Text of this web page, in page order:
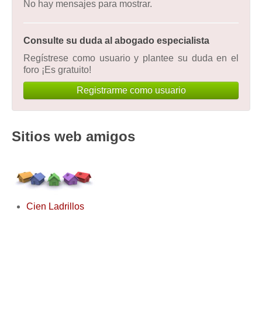
No hay mensajes para mostrar.
Consulte su duda al abogado especialista
Regístrese como usuario y plantee su duda en el
foro ¡Es gratuito!
Registrarme como usuario
Sitios web amigos
Cien Ladrillos